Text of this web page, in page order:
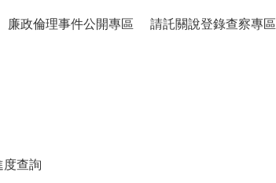
廉政倫理事件公開專區 請託關說登錄查察專區
度查詢